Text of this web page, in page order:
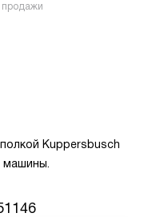
продажи
Kuppersbusch
машины.